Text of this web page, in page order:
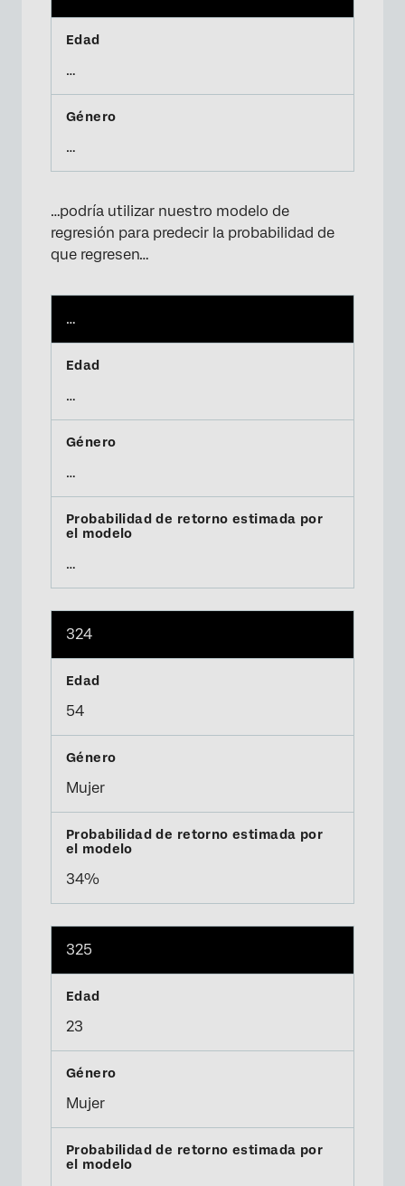
…
…
…podría utilizar nuestro modelo de
regresión para predecir la probabilidad de
que regresen…
…
…
…
…
324
54
Mujer
34%
325
23
Mujer